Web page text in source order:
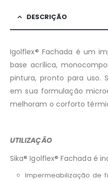
DESCRIÇÃO
Igolflex® Fachada é um
base acrílica,
pintura, pronto para uso.
em sua formulação
melhoram o corforto
UTILIZAÇÃO
Sika® Igolflex® Fachada é
Impermeabilização de